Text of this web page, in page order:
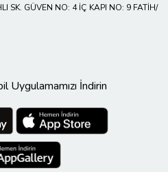
SK. GÜVEN NO: 4 İÇ KAPI NO: 9 FATİH/
Uygulamamızı İndirin